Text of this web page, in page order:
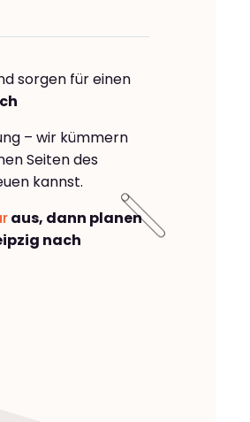
sorgen für einen
– wir kümmern
Seiten des
kannst.
aus, dann planen
nach